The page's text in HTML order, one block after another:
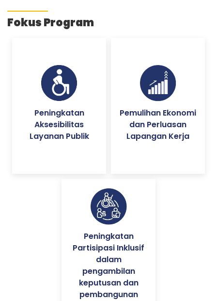
Fokus Program
Peningkatan
Aksesibilitas
Layanan Publik
Pemulihan Ekonomi
dan Perluasan
Lapangan Kerja
Peningkatan
Partisipasi Inklusif
dalam
pengambilan
keputusan dan
pembangunan